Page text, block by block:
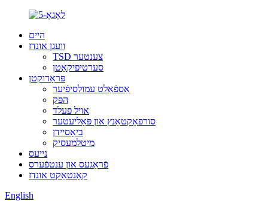
היים
וועגן אונדז
TSD צענטער
סערטיפיקאַטן
פּראָדוקטן
אַספֿאַלט עמולסיפֿיער
הפּק
אויל פעלד
סורפאַקטאַנץ און פּאָליעטער
ביאָסיידן
מיטלמעסיק
נייעס
פֿראַגעס און ענטפֿערס
קאָנטאַקט אונדז
English